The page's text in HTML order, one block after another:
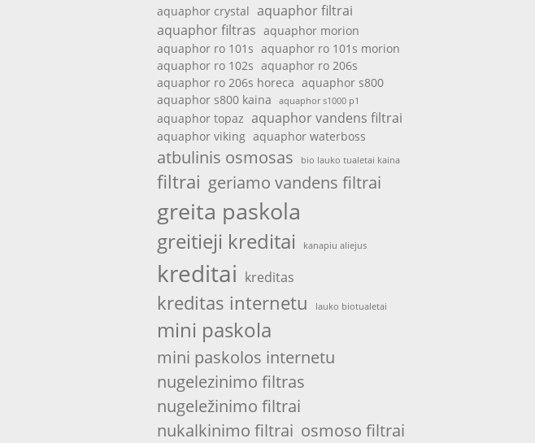
aquaphor crystal aquaphor filtrai
aquaphor filtras aquaphor morion
aquaphor ro 101s aquaphor ro 101s morion
aquaphor ro 102s aquaphor ro 206s
aquaphor ro 206s horeca aquaphor s800
aquaphor s800 kaina
aquaphor s1000 p1
aquaphor topaz aquaphor vandens filtrai
aquaphor viking aquaphor waterboss
atbulinis osmosas bio lauko tualetai kaina
filtrai geriamo vandens filtrai
greita paskola
greitieji kreditai kanapiu aliejus
kreditai kreditas
kreditas internetu lauko biotualetai
mini paskola
mini paskolos internetu
nugelezinimo filtras
nugeležinimo filtrai
nukalkinimo filtrai osmoso filtrai